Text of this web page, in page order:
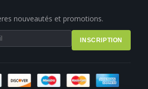
nouveautés et promotions.
INSCRIPTION